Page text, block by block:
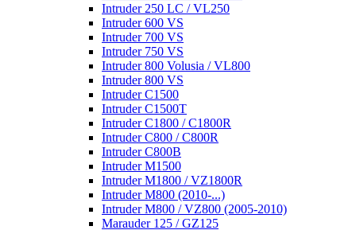
Intruder 250 LC / VL250
Intruder 600 VS
Intruder 700 VS
Intruder 750 VS
Intruder 800 Volusia / VL800
Intruder 800 VS
Intruder C1500
Intruder C1500T
Intruder C1800 / C1800R
Intruder C800 / C800R
Intruder C800B
Intruder M1500
Intruder M1800 / VZ1800R
Intruder M800 (2010-...)
Intruder M800 / VZ800 (2005-2010)
Marauder 125 / GZ125